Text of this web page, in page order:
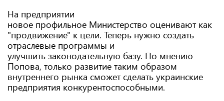
На предприятии
новое профильное Министерство оценивают как
"продвижение" к цели. Теперь нужно создать
отраслевые программы и
улучшить законодательную базу. По мнению
Попова, только развитие таким образом
внутреннего рынка сможет сделать украинские
предприятия конкурентоспособными.